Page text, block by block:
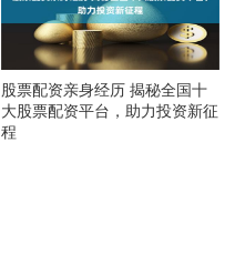
股票配资亲身经历 揭秘全国十
大股票配资平台，助力投资新征
程